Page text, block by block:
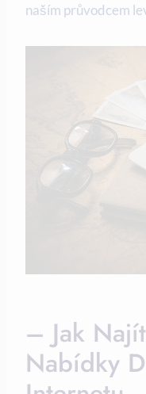
naším průvodcem
– Jak
Nabídky